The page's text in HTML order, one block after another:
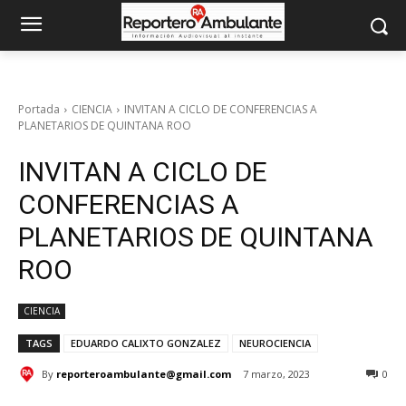
Portada CIENCIA
INVITAN A CICLO DE CONFERENCIAS A
PLANETARIOS DE QUINTANA ROO
INVITAN A CICLO DE
CONFERENCIAS A
PLANETARIOS DE QUINTANA
ROO
CIENCIA
TAGS EDUARDO CALIXTO GONZALEZ NEUROCIENCIA
By reporteroambulante@gmail.com 7 marzo, 2023 0